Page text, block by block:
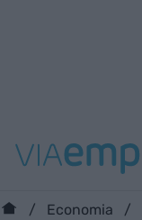
Economia